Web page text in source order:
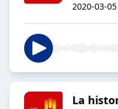
2020-03-05
La